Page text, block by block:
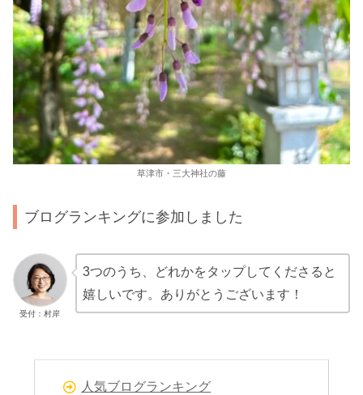
草津市・三大神社の藤
ブログランキングに参加しました
受付：村岸
3つのうち、どれかをタップしてくださると
嬉しいです。ありがとうございます！
人気ブログランキング